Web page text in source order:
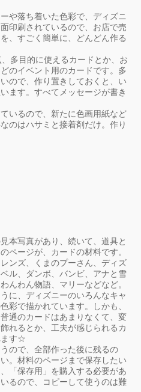
や落ち着いた色彩で、ディズニ
印刷されているので、お店で売
、すごく簡単に、どんどん作る
多目的に使えるカードとか、お
のイベント用のカードです。多
ので、作り置きしておくと、い
ます。すべてメッセージが書き
いるので、新たに色画用紙など
のはハサミと接着剤だけ。作り
本写真があり、続いて、道具と
ページが、カードの材料です。
ンズ、くまのプーさん、ディズ
ル、ダンボ、バンビ、アナと雪
んわん物語、マリーなどなど。
に、ディズニーのいろんなキャ
彩で描かれています。しかも、
通のカードはあまりなくて、変
れるとか、工夫が感じられるカ
ます☆
ので、全部作った後に残るの
。材料のページまで保存したい
「保存用」を購入する必要があ
るので、コピーして使うのは難